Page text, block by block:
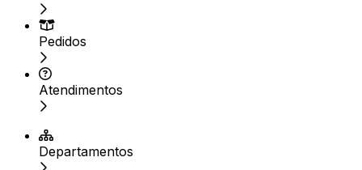
Pedidos
Atendimentos
Departamentos